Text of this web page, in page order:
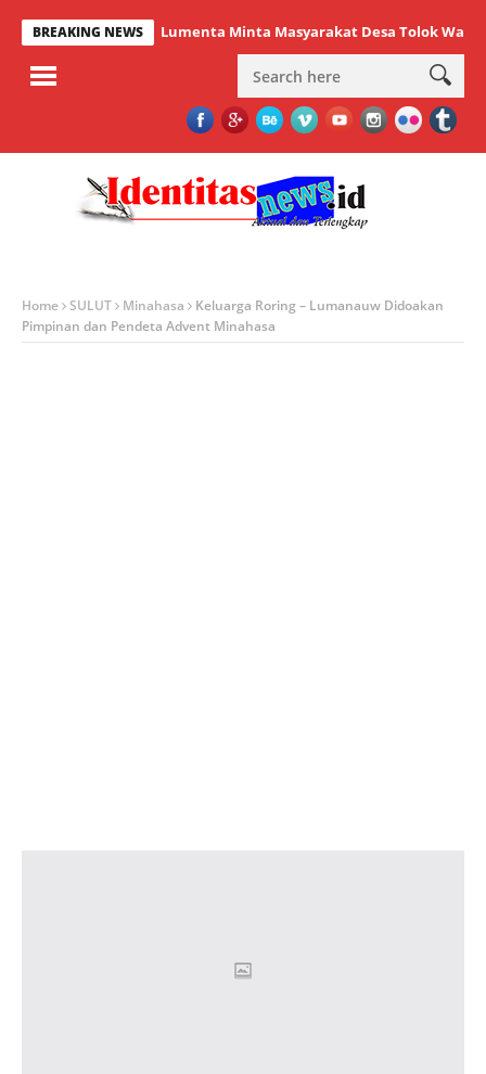
BREAKING NEWSLumenta Minta Masyarakat Desa Tolok Waspadai
Home SULUT Minahasa
Keluarga Roring – Lumanauw Didoakan
Pimpinan dan Pendeta Advent Minahasa